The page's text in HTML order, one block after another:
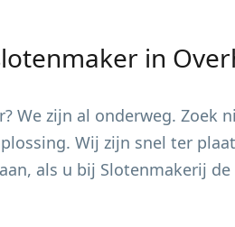
in
We zijn al onderweg. Zoek
Wij zijn snel ter
als u bij Slotenmakerij